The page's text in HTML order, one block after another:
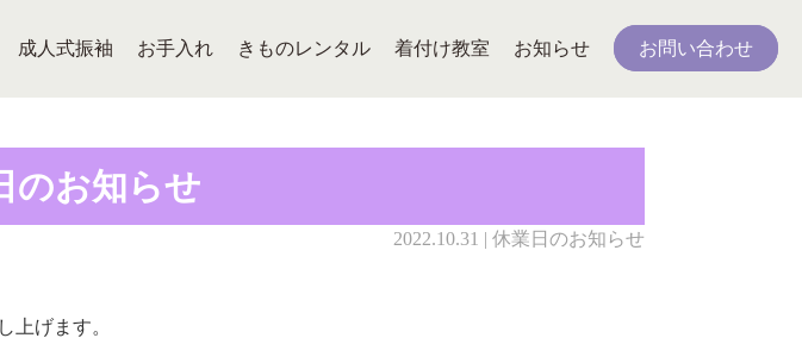
成人式振袖 お手入れ きものレンタル 着付け教室 お知らせ お問い合わせ
のお知らせ
2022.10.31 | 休業日のお知らせ
上げます。